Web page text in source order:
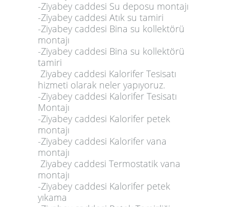
-Ziyabey caddesi Su deposu montajı
-Ziyabey caddesi Atık su tamiri
-Ziyabey caddesi Bina su kollektörü
montajı
-Ziyabey caddesi Bina su kollektörü
tamiri
Ziyabey caddesi Kalorifer Tesisatı
hizmeti olarak neler yapıyoruz.
-Ziyabey caddesi Kalorifer Tesisatı
Montajı
-Ziyabey caddesi Kalorifer petek
montajı
-Ziyabey caddesi Kalorifer vana
montajı
Ziyabey caddesi Termostatik vana
montajı
-Ziyabey caddesi Kalorifer petek
yıkama